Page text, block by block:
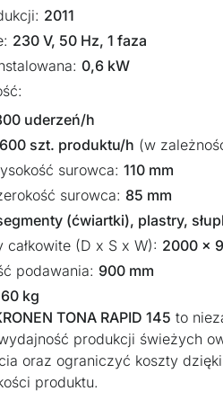
2011
230 V, 50 Hz, 1 faza
0,6 kW
uderzeń/h
szt. produktu/h (w
surowca: 110 mm
surowca: 85 mm
(ćwiartki), plastry,
całkowite (D x S x W): 2000 x
podawania: 900 mm
kg
TONA RAPID 145 to
produkcji świeżych
oraz ograniczyć koszty
produktu.
Statystyka
Statystyczne pliki
zachowują się na
Marketing
Marketingowe pliki
wyświetlanie reklam,
ciasteczek.
Odrzuć